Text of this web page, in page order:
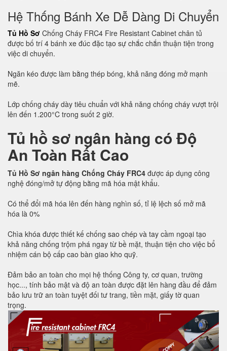
Hệ Thống Bánh Xe Dễ Dàng Di Chuyển
Tủ Hồ Sơ Chống Cháy FRC4 Fire Resistant Cabinet chân tủ
được bố trí 4 bánh xe đúc đặc tạo sự chắc chắn thuận tiện trong
việc di chuyển.
Ngăn kéo được làm bằng thép bóng, khả năng đóng mở mạnh
mẽ.
Lớp chống cháy dày tiêu chuẩn với khả năng chống cháy vượt trội
lên đến 1.200°C trong suốt 2 giờ.
Tủ hồ sơ ngân hàng có Độ
An Toàn Rất Cao
Tủ Hồ Sơ ngân hàng Chống Cháy FRC4 được áp dụng công
nghệ đóng/mở tự động bằng mã hóa mật khẩu.
Có thể đổi mã hóa lên đến hàng nghìn số, tỉ lệ lệch số mở mã
hóa là 0%
Chìa khóa được thiết kế chống sao chép và tay cầm ngoại tạo
khả năng chống trộm phá ngay từ bề mặt, thuận tiện cho việc bổ
nhiệm cán bộ cấp cao bàn giao kho quỹ.
Đảm bảo an toàn cho mọi hệ thống Công ty, cơ quan, trường
học..., tính bảo mật và độ an toàn được đặt lên hàng đầu để đảm
bảo lưu trữ an toàn tuyệt đối tư trang, tiền mặt, giấy tờ quan
trọng.